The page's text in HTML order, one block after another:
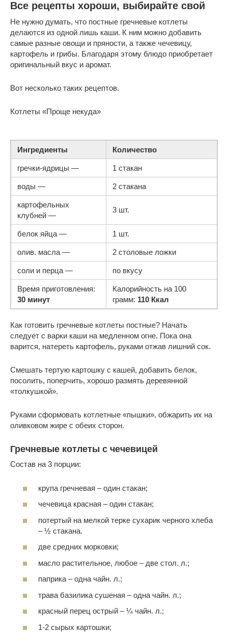
Все рецепты хороши, выбирайте свой
Не нужно думать, что постные гречневые котлеты
делаются из одной лишь каши. К ним можно добавить
самые разные овощи и пряности, а также чечевицу,
картофель и грибы. Благодаря этому блюдо приобретает
оригинальный вкус и аромат.
Вот несколько таких рецептов.
Котлеты «Проще некуда»
Ингредиенты Количество
гречки-ядрицы — 1 стакан
воды — 2 стакана
картофельных
клубней —
3 шт.
белок яйца — 1 шт.
олив. масла — 2 столовые ложки
соли и перца — по вкусу
Время приготовления:
30 минут
Калорийность на 100
грамм: 110 Ккал
Как готовить гречневые котлеты постные? Начать
следует с варки каши на медленном огне. Пока она
варится, натереть картофель, руками отжав лишний сок.
Смешать тертую картошку с кашей, добавить белок,
посолить, поперчить, хорошо размять деревянной
«толкушкой».
Руками сформовать котлетные «пышки», обжарить их на
оливковом жире с обеих сторон.
Гречневые котлеты с чечевицей
Состав на 3 порции:
крупа гречневая – один стакан;
чечевица красная – один стакан;
потертый на мелкой терке сухарик черного хлеба
– ½ стакана.
две средних морковки;
масло растительное, любое – две стол. л.;
паприка – одна чайн. л.;
трава базилика сушеная – одна чайн. л.;
красный перец острый – ¼ чайн. л.;
1-2 сырых картошки;